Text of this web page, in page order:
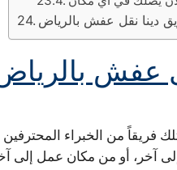
دينا نقل عفش بالرياض
عفش
فريقاً من الخبراء
آخر، أو من مكان عمل إلى